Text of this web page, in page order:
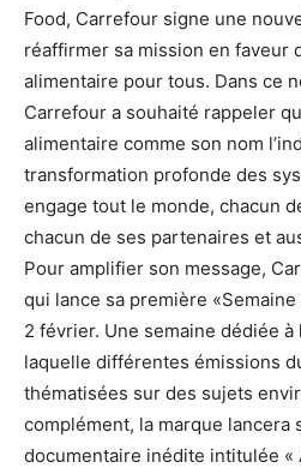
Food, Carrefour signe une
réaffirmer sa mission en faveur
alimentaire pour tous. Dans ce
Carrefour a souhaité rappeler
alimentaire comme son nom
transformation profonde des
engage tout le monde, chacun
chacun de ses partenaires et
Pour amplifier son message,
qui lance sa première
2 février. Une semaine dédiée à
laquelle différentes émissions
thématisées sur des sujets
complément, la marque lancera
documentaire inédite intitulée «